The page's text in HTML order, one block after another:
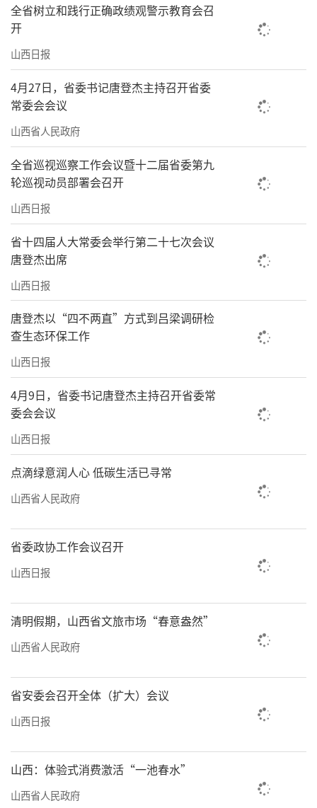
全省树立和践行正确政绩观警示教育会召
开
山西日报
4月27日，省委书记唐登杰主持召开省委
常委会会议
山西省人民政府
全省巡视巡察工作会议暨十二届省委第九
轮巡视动员部署会召开
山西日报
省十四届人大常委会举行第二十七次会议
唐登杰出席
山西日报
唐登杰以“四不两直”方式到吕梁调研检
查生态环保工作
山西日报
4月9日，省委书记唐登杰主持召开省委常
委会会议
山西日报
点滴绿意润人心 低碳生活已寻常
山西省人民政府
省委政协工作会议召开
山西日报
清明假期，山西省文旅市场“春意盎然”
山西省人民政府
省安委会召开全体（扩大）会议
山西日报
山西：体验式消费激活“一池春水”
山西省人民政府